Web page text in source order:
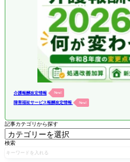
介護報酬改定情報 New!
障害福祉サービス報酬改定情報 New!
記事カテゴリから探す
検索